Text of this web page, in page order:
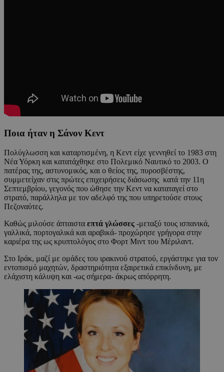
Ποια ήταν η Σάνον Κεντ
Πολύγλωσση και καταρτισμένη, η Κεντ είχε γεννηθεί το 1983 στη
Νέα Υόρκη και κατατάχθηκε στο Πολεμικό Ναυτικό το 2003. Ο
πατέρας της, αστυνομικός, και ο θείος της, πυροσβέστης,
συμμετείχαν στις πρώτες επιχειρήσεις διάσωσης κατά την 11η
Σεπτεμβρίου, γεγονός που ώθησε την Κεντ να καταταγεί στο
στρατό, παράλληλα με τον αδελφό της που υπηρετούσε στους
Πεζοναύτες.
Καθώς μιλούσε άπταιστα επτά γλώσσες -μεταξύ τους ισπανικά,
γαλλικά, πορτογαλικά και αραβικά- προχώρησε γρήγορα στην
καριέρα της ως κρυπτολόγος στο Φορτ Μιντ του Μέριλαντ.
Στο Ιράκ, μαζί με ομάδες του ιρακινού στρατού, εργάστηκε για τον
εντοπισμό μαχητών, δραστηριότητα εξαιρετικά επικίνδυνη, με
ελάχιστη κάλυψη και -ως σήμερα- άκρως απόρρητη.